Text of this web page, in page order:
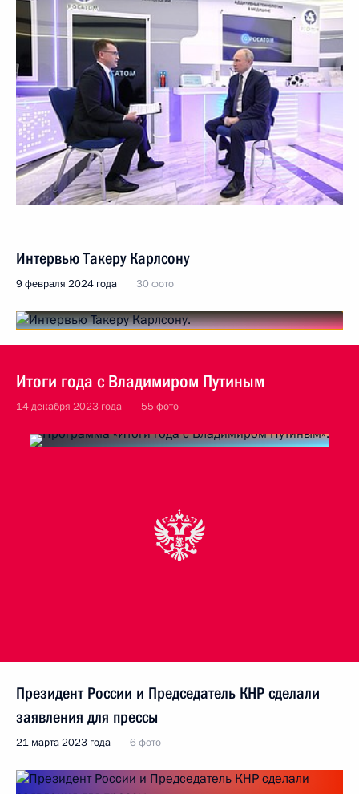
Интервью Такеру Карлсону
9 февраля 2024 года 30 фото
Итоги года с Владимиром Путиным
14 декабря 2023 года 55 фото
Президент России и Председатель КНР сделали
заявления для прессы
21 марта 2023 года 6 фото